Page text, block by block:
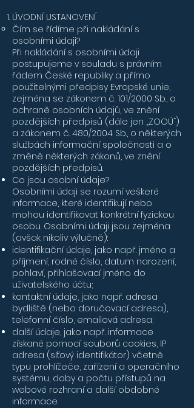
ÚVODNÍ USTANOVENÍ
Čím se řídíme při nakládání s
osobními údaji?
Při nakládání s osobními údaji
postupujeme v souladu s právním
řádem České republiky a přímo
použitelnými předpisy Evropské unie,
zejména se zákonem č. 101/2000 Sb., o
ochraně osobních údajů, ve znění
pozdějších předpisů (dále jen „ZOOÚ“)
a zákonem č. 480/2004 Sb., o některých
službách informační společnosti a o
změně některých zákonů, ve znění
pozdějších předpisů.
Co jsou osobní údaje?
Osobními údaji se rozumí veškeré
informace, které identifikují nebo
mohou identifikovat konkrétní fyzickou
osobu. Osobními údaji jsou zejména
(avšak nikoliv výlučně):
identifikační údaje, jako např. jméno a
příjmení, rodné číslo, datum narození,
pohlaví, přihlašovací jméno do
uživatelského účtu;
kontaktní údaje, jako např. adresa
bydliště (nebo doručovací adresa),
telefonní číslo, emailová adresa;
další údaje, jako např. informace
získané pomocí souborů cookies, IP
adresa (síťový identifikátor) včetně
typu prohlížeče, zařízení a operačního
systému, doby a počtu přístupů na
webové rozhraní a další obdobné
informace.